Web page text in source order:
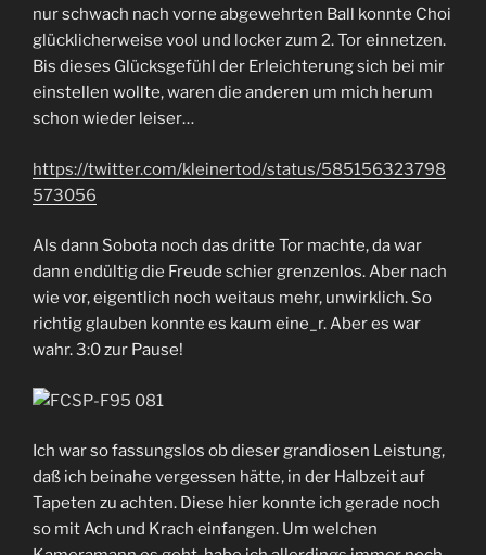
nur schwach nach vorne abgewehrten Ball konnte Choi
glücklicherweise vool und locker zum 2. Tor einnetzen.
Bis dieses Glücksgefühl der Erleichterung sich bei mir
einstellen wollte, waren die anderen um mich herum
schon wieder leiser…
https://twitter.com/kleinertod/status/585156323798
573056
Als dann Sobota noch das dritte Tor machte, da war
dann endültig die Freude schier grenzenlos. Aber nach
wie vor, eigentlich noch weitaus mehr, unwirklich. So
richtig glauben konnte es kaum eine_r. Aber es war
wahr. 3:0 zur Pause!
Ich war so fassungslos ob dieser grandiosen Leistung,
daß ich beinahe vergessen hätte, in der Halbzeit auf
Tapeten zu achten. Diese hier konnte ich gerade noch
so mit Ach und Krach einfangen. Um welchen